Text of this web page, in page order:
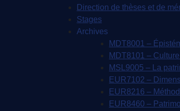
Direction de thèses et de
Stages
Archives
MDT8001 –
MDT8101 –
MSL9005 – La
EUR7102 –
EUR8216 –
EUR8460 –